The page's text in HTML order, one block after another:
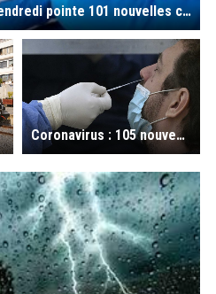
Coronavirus: le bilan de vendredi pointe 101 nouvelles contaminations et 03 décès ; 24 wilayas épargnées
Coronavirus : 105 nouveaux cas et 02 décès, au bilan des dernières 24 heures en Algérie